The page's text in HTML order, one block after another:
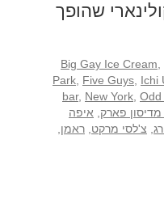
שהופך
Big Gay Ice Cream
Park Five Guys Ichi
bar, New York Odd
מדיסון פארק
איפה
צ'לסי מרקט ראמן